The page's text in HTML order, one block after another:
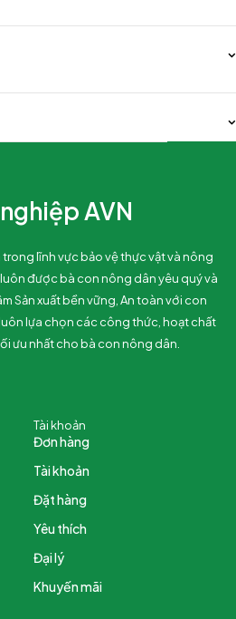
AVN
trong lĩnh vực bảo vệ thực vật và nông
được bà con nông dân yêu quý và
Sản xuất bền vững, An toàn với con
luôn lựa chọn các công thức, hoạt chất
ưu nhất cho bà con nông dân.
Tài khoản
Đơn hàng
Tài khoản
Đặt hàng
Yêu thích
Đại lý
Khuyến mãi